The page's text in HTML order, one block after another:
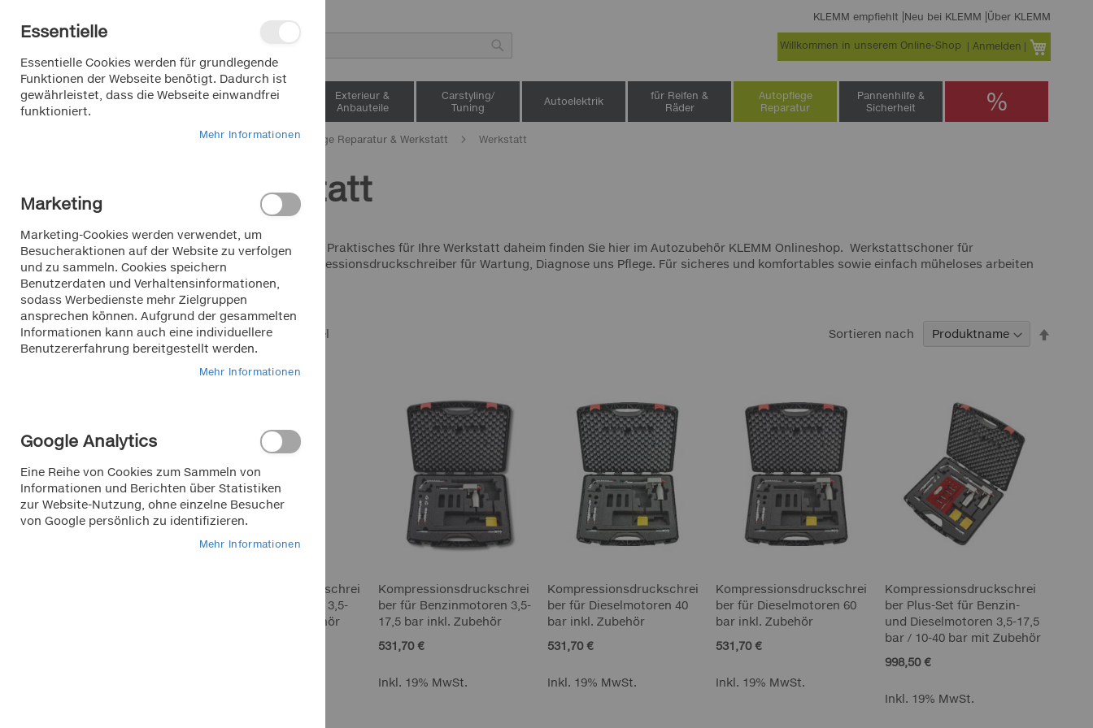
KLEMM empfiehlt Neu bei KLEMM Über KLEMM
Willkommen in unserem Online-Shop Anmelden
Suche
Interieur &
Exterieur &
Anbauteile
Carstyling/
Tuning
Autoelektrik
für Reifen &
Räder
Autopflege
Reparatur
Pannenhilfe &
Sicherheit
%
Home Autopflege Reparatur & Werkstatt Werkstatt
Werkstatt
Viel Nützliches und Praktisches für Ihre Werkstatt daheim finden Sie hier im Autozubehör KLEMM Onlineshop. Werkstattschoner für
Autopolster, Kompressionsdruckschreiber für Wartung, Diagnose uns Pflege. Für sicheres und komfortables sowie einfach müheloses arbeiten
in ihrer Werkstatt.
Ansicht
als
RasterListe Artikel Sortieren nach
Kompressionsdruckschrei
ber für Benzinmotor 3,5-
17,5 bar, ohne Zubehör
Kompressionsdruckschrei
ber für Benzinmotoren 3,5-
17,5 bar inkl. Zubehör
531,70 €
Inkl. 19% MwSt.
Kompressionsdruckschrei
ber für Dieselmotoren 40
bar inkl. Zubehör
531,70 €
Inkl. 19% MwSt.
Kompressionsdruckschrei
ber für Dieselmotoren 60
bar inkl. Zubehör
531,70 €
Inkl. 19% MwSt.
Kompressionsdruckschrei
ber Plus-Set für Benzin-
und Dieselmotoren 3,5-17,5
bar / 10-40 bar mit Zubehör
998,50 €
Inkl. 19% MwSt.
Schwarz
Saisonartikel Sommer
Saisonartikel Winter
Lkw/Transporter/Bus
Marken bei Klemm
Essentielle
Essentielle Cookies werden für grundlegende
Funktionen der Webseite benötigt. Dadurch ist
gewährleistet, dass die Webseite einwandfrei
funktioniert.
Mehr Informationen
Marketing
Marketing-Cookies werden verwendet, um
Besucheraktionen auf der Website zu verfolgen
und zu sammeln. Cookies speichern
Benutzerdaten und Verhaltensinformationen,
sodass Werbedienste mehr Zielgruppen
ansprechen können. Aufgrund der gesammelten
Informationen kann auch eine individuellere
Benutzererfahrung bereitgestellt werden.
Mehr Informationen
Google Analytics
Eine Reihe von Cookies zum Sammeln von
Informationen und Berichten über Statistiken
zur Website-Nutzung, ohne einzelne Besucher
von Google persönlich zu identifizieren.
Mehr Informationen